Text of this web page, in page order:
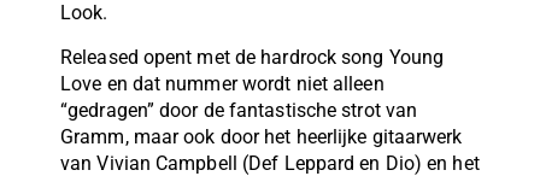
Look.
Released opent met de hardrock song Young
Love en dat nummer wordt niet alleen
“gedragen” door de fantastische strot van
Gramm, maar ook door het heerlijke gitaarwerk
van Vivian Campbell (Def Leppard en Dio) en het